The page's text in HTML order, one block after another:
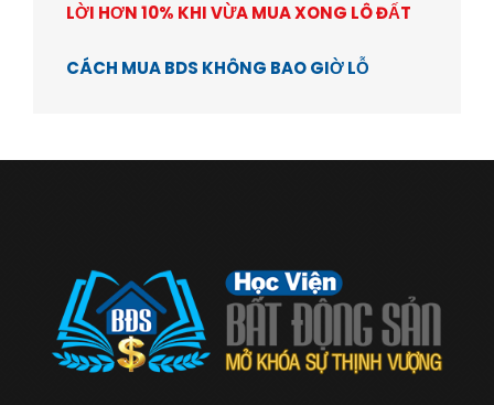
LỜI HƠN 10% KHI VỪA MUA XONG LÔ ĐẤT
CÁCH MUA BDS KHÔNG BAO GIỜ LỖ